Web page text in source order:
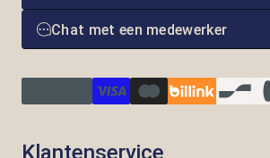
Chat met een medewerker
Klantenservice